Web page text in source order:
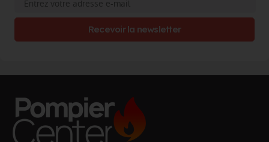
Recevoir la newsletter